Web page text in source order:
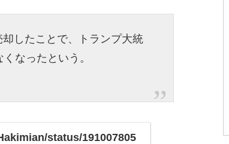
したことで、トランプ大統
なったという。
status/191007805